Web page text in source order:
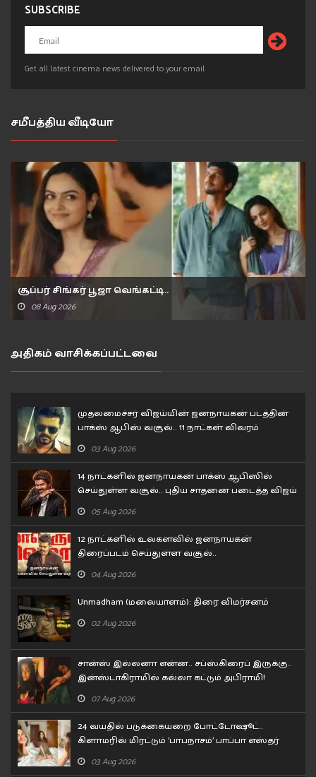
SUBSCRIBE
Get all latest cinema news delivered to your email.
சமீபத்திய வீடியோ
சூப்பர் சிங்கர் பூஜா வெங்கட்டி..
08 Aug 2026
அதிகம் வாசிக்கப்பட்டவை
முதலமைச்சர் விஜய்யின் ஜனநாயகன் படத்தின்
பாக்ஸ் ஆபிஸ் வசூல்.. 11 நாட்கள் விவரம்
03 Aug 2026
14 நாட்களில் ஜனநாயகன் பாக்ஸ் ஆபிஸில்
செய்துள்ள வசூல்.. புதிய சாதனை படைத்த விஜய்
05 Aug 2026
12 நாட்களில் உலகளவில் ஜனநாயகன்
திரைப்படம் செய்துள்ள வசூல்..
04 Aug 2026
Unmadham (மலையாளம்): திரை விமர்சனம்
02 Aug 2026
சான்ஸ் இல்லனா என்ன.. சப்ஸ்கிரைப் இருக்கு..
இன்ஸ்டாகிராமில் கல்லா கட்டும் அபிராமி!
07 Aug 2026
24 வயதில் படுக்கையறை போட்டோஷூட்..
கிளாமரில் மிரட்டும் 'பாபநாசம்' பாப்பா எஸ்தர்
அனில்!
03 Aug 2026